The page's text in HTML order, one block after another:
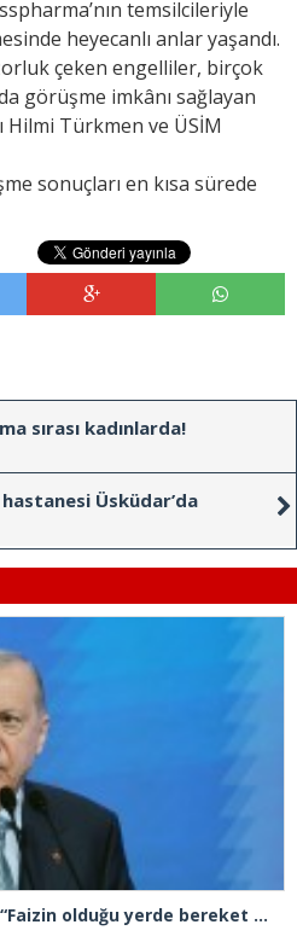
temsilcileriyle
heyecanlı anlar yaşandı.
çeken engelliler, birçok
görüşme imkânı sağlayan
Hilmi Türkmen ve ÜSİM
sonuçları en kısa sürede
sırası kadınlarda!
Üsküdar’da
Cumhurbaşkanı Erdoğan: “Faizin olduğu yerde bereket olmaz. Sömürünün, haksızlığın, etik ve ahlak dışı rekabetin olduğu yerde bereket bulunmaz”